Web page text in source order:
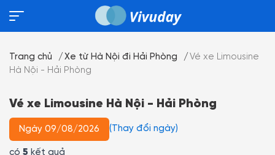
Trang chủ Xe từ Hà Nội đi Hải Phòng
Vé xe Limousine
Hà Nội - Hải Phòng
Vé xe Limousine Hà Nội - Hải Phòng
Ngày 09/08/2026 (Thay đổi ngày)
có 5 kết quả